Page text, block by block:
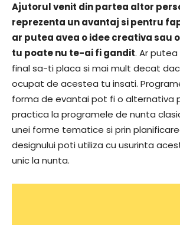
Ajutorul venit din partea altor
reprezenta un avantaj si pentru
ar putea avea o idee creativa sau
tu poate nu te-ai fi gandit. Ar
final sa-ti placa si mai mult decat
ocupat de acestea tu insati.
forma de evantai pot fi o alternativa
practica la programele de nunta
unei forme tematice si prin
designului poti utiliza cu usurinta
unic la nunta.